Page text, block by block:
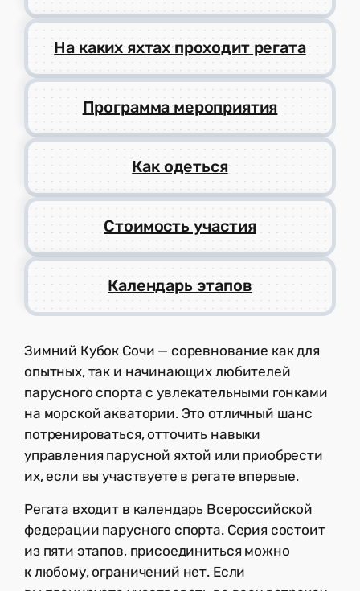
На каких яхтах проходит регата
Программа мероприятия
Как одеться
Стоимость участия
Календарь этапов
Зимний Кубок Сочи — соревнование как для
опытных, так и начинающих любителей
парусного спорта с увлекательными гонками
на морской акватории. Это отличный шанс
потренироваться, отточить навыки
управления парусной яхтой или приобрести
их, если вы участвуете в регате впервые.
Регата входит в календарь Всероссийской
федерации парусного спорта. Серия состоит
из пяти этапов, присоединиться можно
к любому, ограничений нет. Если